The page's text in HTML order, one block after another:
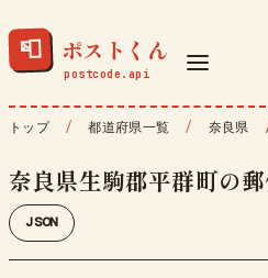
📮 ポストくん
トップ 都道府県一覧 奈良県
奈良県生駒郡平群町の
JSON